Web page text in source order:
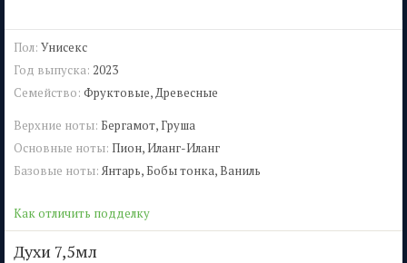
Как отличить подделку
Пол: Унисекс
Год выпуска: 2023
Семейство: Фруктовые, Древесные
Верхние ноты: Бергамот, Груша
Основные ноты: Пион, Иланг-Иланг
Базовые ноты:Янтарь, Бобы тонка, Ваниль
духи 7,5мл